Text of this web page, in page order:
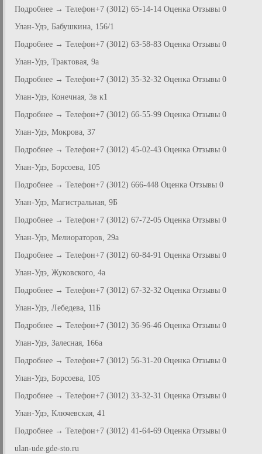
Подробнее → Телефон+7 (3012) 65-14-14 Оценка Отзывы 0
Улан-Удэ, Бабушкина, 156/1
Подробнее → Телефон+7 (3012) 63-58-83 Оценка Отзывы 0
Улан-Удэ, Трактовая, 9а
Подробнее → Телефон+7 (3012) 35-32-32 Оценка Отзывы 0
Улан-Удэ, Конечная, 3в к1
Подробнее → Телефон+7 (3012) 66-55-99 Оценка Отзывы 0
Улан-Удэ, Мокрова, 37
Подробнее → Телефон+7 (3012) 45-02-43 Оценка Отзывы 0
Улан-Удэ, Борсоева, 105
Подробнее → Телефон+7 (3012) 666-448 Оценка Отзывы 0
Улан-Удэ, Магистральная, 9Б
Подробнее → Телефон+7 (3012) 67-72-05 Оценка Отзывы 0
Улан-Удэ, Мелиораторов, 29а
Подробнее → Телефон+7 (3012) 60-84-91 Оценка Отзывы 0
Улан-Удэ, Жуковского, 4а
Подробнее → Телефон+7 (3012) 67-32-32 Оценка Отзывы 0
Улан-Удэ, Лебедева, 11Б
Подробнее → Телефон+7 (3012) 36-96-46 Оценка Отзывы 0
Улан-Удэ, Залесная, 166а
Подробнее → Телефон+7 (3012) 56-31-20 Оценка Отзывы 0
Улан-Удэ, Борсоева, 105
Подробнее → Телефон+7 (3012) 33-32-31 Оценка Отзывы 0
Улан-Удэ, Ключевская, 41
Подробнее → Телефон+7 (3012) 41-64-69 Оценка Отзывы 0
ulan-ude.gde-sto.ru